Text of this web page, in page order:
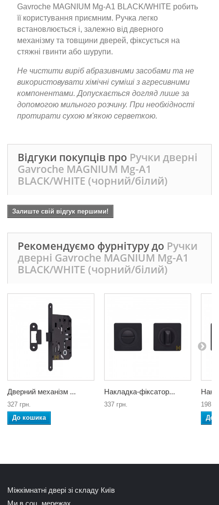
Gavroche MAGNIUM Mg-A1 BLACK/WHITE робить
її користування приємним. Ручка легко
встановлюється і, залежно від дверного
механізму та товщини дверей, фіксується на
стяжні гвинти або шурупи.
Не чистити виріб абразивними засобами та не
використовувати хімічні суміші з агресивними
компонентами. Допускається догляд лише за
допомогою мильного розчину. При необхідності
протирати сухою м'якою серветкою.
Відгуки покупців про Ручки дверні
Gavroche MAGNIUM Mg-A1
BLACK/WHITE (чорний/білий)
Залиште свій відгук першими!
Рекомендуємо фурнітуру до Ручки
дверні Gavroche MAGNIUM Mg-A1
BLACK/WHITE (чорний/білий)
Дверний механізм ...
327 грн.
До кошика
Накладка-фіксатор...
337 грн.
198
До
Міжкімнатні двері зі складу Київ
Ми в соц. мережах